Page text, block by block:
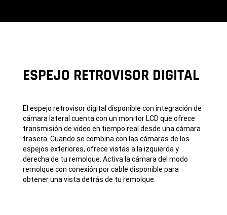
ESPEJO RETROVISOR DIGITAL
El espejo retrovisor digital disponible con integración de
cámara lateral cuenta con un monitor LCD que ofrece
transmisión de video en tiempo real desde una cámara
trasera. Cuando se combina con las cámaras de los
espejos exteriores, ofrece vistas a la izquierda y
derecha de tu remolque. Activa la cámara del modo
remolque con conexión por cable disponible para
obtener una vista detrás de tu remolque.